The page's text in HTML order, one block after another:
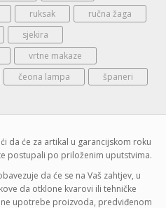
ruksak
ručna žaga
sjekira
vrtne makaze
čeona lampa španeri
da će za artikal u garancijskom roku
postupali po priloženim uputstvima.
da će se na Vaš zahtjev, u
da otklone kvarovi ili tehničke
upotrebe proizvoda, predviđenom